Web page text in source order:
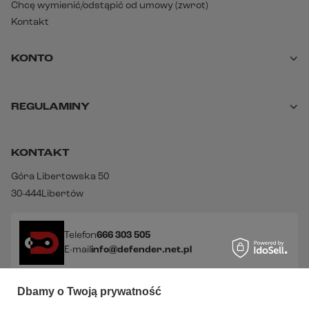
Chcę wymienić/odstąpić od umowy (zwrot)
Kontakt
KONTO
REGULAMINY
KONTAKT
Góra Libertowska 50
30-444Libertów
Telefon666 303 505
E-mailinfo@defender.net.pl
Dbamy o Twoją prywatność